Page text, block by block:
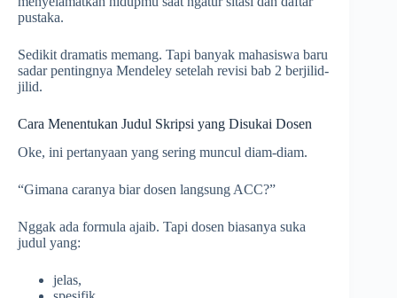
pustaka.
Sedikit dramatis memang. Tapi banyak mahasiswa baru
sadar pentingnya Mendeley setelah revisi bab 2 berjilid-
jilid.
Cara Menentukan Judul Skripsi yang Disukai Dosen
Oke, ini pertanyaan yang sering muncul diam-diam.
“Gimana caranya biar dosen langsung ACC?”
Nggak ada formula ajaib. Tapi dosen biasanya suka
judul yang:
jelas,